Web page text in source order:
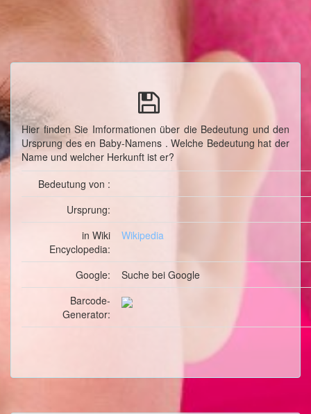
Hier finden Sie Imformationen über die Bedeutung und den
Ursprung des en Baby-Namens . Welche Bedeutung hat der
Name und welcher Herkunft ist er?
Bedeutung von :
Ursprung:
in Wiki
Encyclopedia:
Wikipedia
Google: Suche bei Google
Barcode-
Generator: